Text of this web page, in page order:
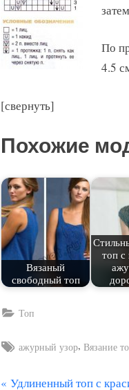
По
4.5
[свернуть]
Похожие
Вязаный
свободный топ
топ с
Топ
Tags:
ажурный узор, Вязание
П
Удлиненный топ с